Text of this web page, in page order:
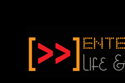
springenBase.de